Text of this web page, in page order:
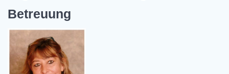
Betreuung